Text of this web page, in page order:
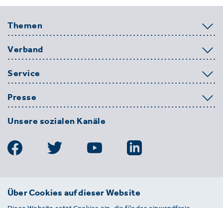
Themen
Verband
Service
Presse
Unsere sozialen Kanäle
BDE
Über Cookies auf dieser Website